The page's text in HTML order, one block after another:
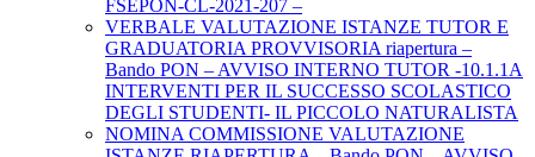
FSEPON-CL-2021-207 –
VERBALE VALUTAZIONE ISTANZE TUTOR E
GRADUATORIA PROVVISORIA riapertura –
Bando PON – AVVISO INTERNO TUTOR -10.1.1A
INTERVENTI PER IL SUCCESSO SCOLASTICO
DEGLI STUDENTI- IL PICCOLO NATURALISTA
NOMINA COMMISSIONE VALUTAZIONE